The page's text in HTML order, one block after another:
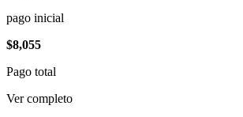
pago inicial
$8,055
Pago total
Ver completo